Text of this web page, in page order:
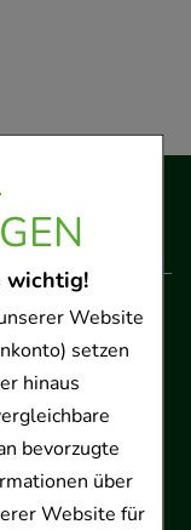
wichtig!
Website
setzen
hinaus
bevorzugte
über
Website für